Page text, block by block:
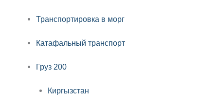
Транспортировка в морг
Катафальный транспорт
Груз 200
Киргызстан